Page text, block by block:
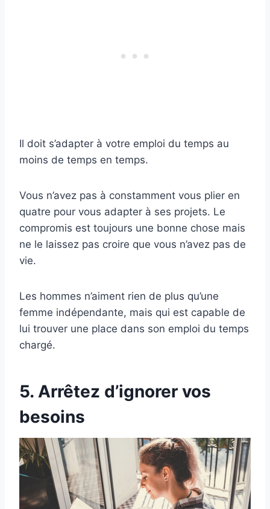
Il doit s’adapter à votre emploi du temps au
moins de temps en temps.
Vous n’avez pas à constamment vous plier en
quatre pour vous adapter à ses projets. Le
compromis est toujours une bonne chose mais
ne le laissez pas croire que vous n’avez pas de
vie.
Les hommes n’aiment rien de plus qu’une
femme indépendante, mais qui est capable de
lui trouver une place dans son emploi du temps
chargé.
5. Arrêtez d’ignorer vos
besoins